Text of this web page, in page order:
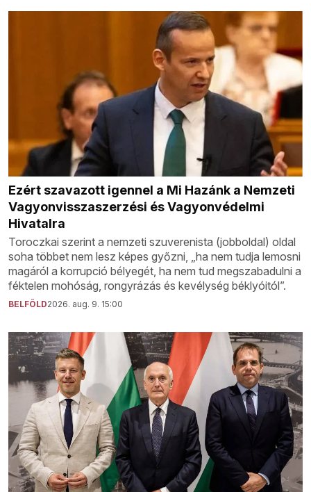
Ezért szavazott igennel a Mi Hazánk a Nemzeti
Vagyonvisszaszerzési és Vagyonvédelmi
Hivatalra
Toroczkai szerint a nemzeti szuverenista (jobboldal) oldal
soha többet nem lesz képes győzni, „ha nem tudja lemosni
magáról a korrupció bélyegét, ha nem tud megszabadulni a
féktelen mohóság, rongyrázás és kevélység béklyóitól”.
BELFÖLD2026. aug. 9. 15:00